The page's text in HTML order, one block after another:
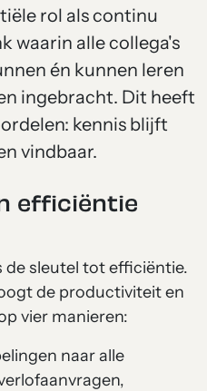
rol als continu
waarin alle collega's
én kunnen leren
ingebracht. Dit heeft
kennis blijft
vindbaar.
efficiëntie
sleutel tot efficiëntie.
de productiviteit en
vier manieren:
naar alle